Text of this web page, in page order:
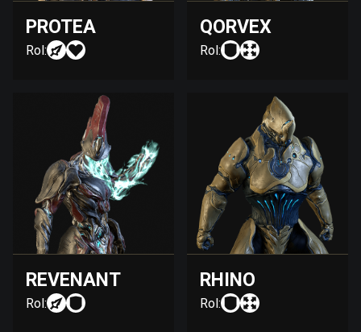
PROTEA
Rol:
QORVEX
Rol:
REVENANT
Rol:
RHINO
Rol: